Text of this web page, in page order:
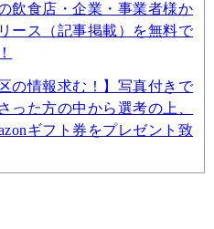
飲食店・企業・事業者様か
ース（記事掲載）を無料で
の情報求む！】写真付きで
った方の中から選考の上、
ギフト券をプレゼント致